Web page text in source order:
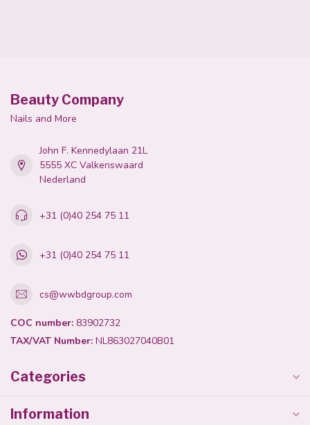
Beauty Company
Nails and More
John F. Kennedylaan 21L
5555 XC Valkenswaard
Nederland
+31 (0)40 254 75 11
+31 (0)40 254 75 11
cs@wwbdgroup.com
COC number: 83902732
TAX/VAT Number: NL863027040B01
Categories
Information